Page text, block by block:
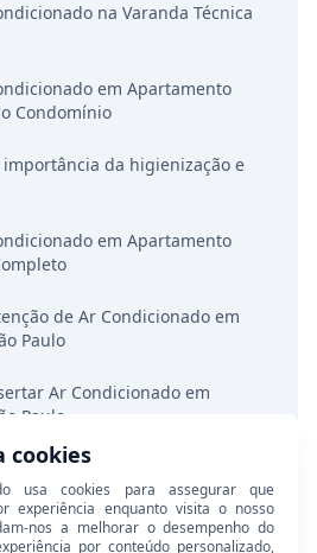
cookies
usa cookies para assegurar que
experiência enquanto visita o nosso
nos a melhorar o desempenho do
por conteúdo personalizado,
na Varanda Técnica
em Apartamento
Condomínio
da higienização e
em Apartamento
de Ar Condicionado em
Paulo
Ar Condicionado em
Paulo
de Ar Condicionado Multi
de Ar Condicionado em